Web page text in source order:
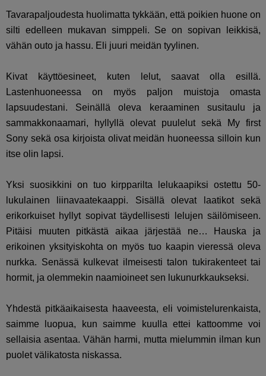
Tavarapaljoudesta huolimatta tykkään, että poikien huone on
silti edelleen mukavan simppeli. Se on sopivan leikkisä,
vähän outo ja hassu. Eli juuri meidän tyylinen.
Kivat käyttöesineet, kuten lelut, saavat olla esillä.
Lastenhuoneessa on myös paljon muistoja omasta
lapsuudestani. Seinällä oleva keraaminen susitaulu ja
sammakkonaamari, hyllyllä olevat puulelut sekä My first
Sony sekä osa kirjoista olivat meidän huoneessa silloin kun
itse olin lapsi.
Yksi suosikkini on tuo kirpparilta lelukaapiksi ostettu 50-
lukulainen liinavaatekaappi. Sisällä olevat laatikot sekä
erikorkuiset hyllyt sopivat täydellisesti lelujen säilömiseen.
Pitäisi muuten pitkästä aikaa järjestää ne… Hauska ja
erikoinen yksityiskohta on myös tuo kaapin vieressä oleva
nurkka. Senässä kulkevat ilmeisesti talon tukirakenteet tai
hormit, ja olemmekin naamioineet sen lukunurkkaukseksi.
Yhdestä pitkäaikaisesta haaveesta, eli voimistelurenkaista,
saimme luopua, kun saimme kuulla ettei kattoomme voi
sellaisia asentaa. Vähän harmi, mutta mielummin ilman kun
puolet välikatosta niskassa.